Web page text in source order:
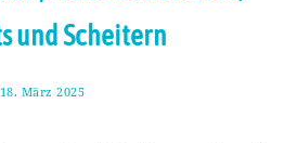
und Scheitern
18. März 2025